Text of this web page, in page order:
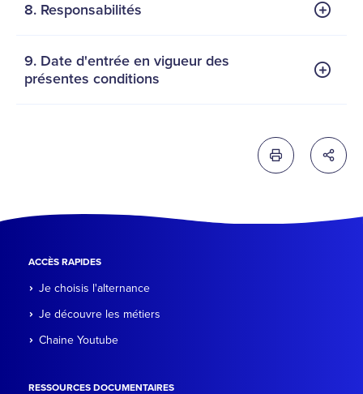
8. Responsabilités
9. Date d'entrée en vigueur des
présentes conditions
Imprimer cette
ACCÈS RAPIDES
Je choisis l'alternance
Je découvre les métiers
Chaine Youtube
RESSOURCES DOCUMENTAIRES